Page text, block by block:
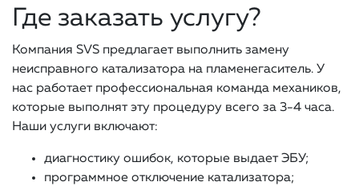
Где заказать услугу?
Компания SVS предлагает выполнить замену
неисправного катализатора на пламенегаситель. У
нас работает профессиональная команда механиков,
которые выполнят эту процедуру всего за 3-4 часа.
Наши услуги включают:
диагностику ошибок, которые выдает ЭБУ;
программное отключение катализатора;